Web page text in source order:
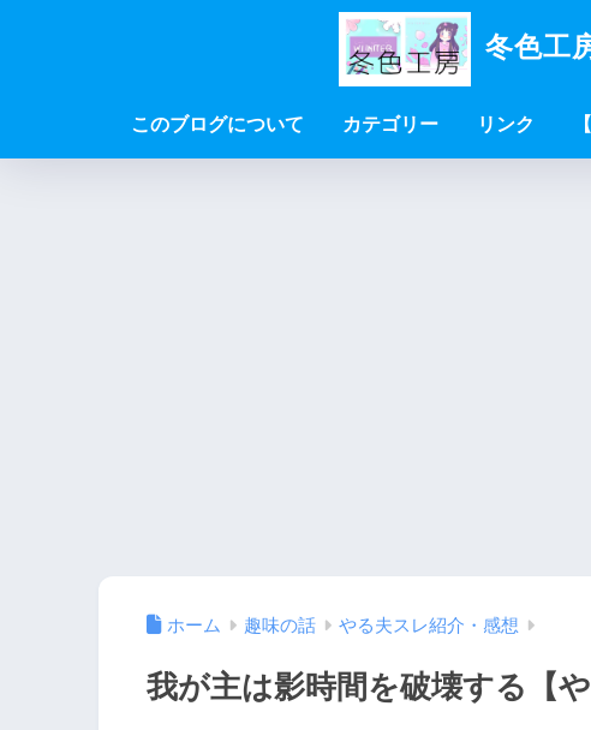
冬色工
このブログについて カテゴリー リンク
ホーム 趣味の話 やる夫スレ紹介・感想
我が主は影時間を破壊する【や